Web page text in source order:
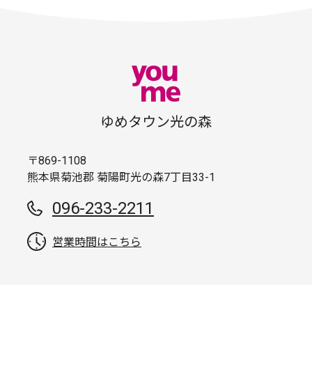
ゆめタウン光の森
〒869-1108
熊本県菊池郡 菊陽町光の森7丁目33-1
096-233-2211
営業時間はこちら